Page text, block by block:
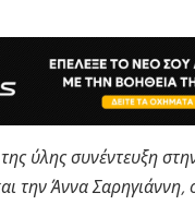
της ύλης συνέντευξη
την Άννα Σαρηγιάννη,